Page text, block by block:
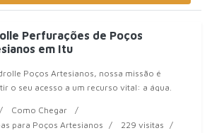
Perfurações de Poços
em Itu
Poços Artesianos, nossa missão é
o seu acesso a um recurso vital: a água.
Como Chegar
para Poços Artesianos
229 visitas